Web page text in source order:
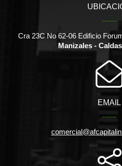
Cra 23C No 62-06 Edificio
Manizales -
EMAIL